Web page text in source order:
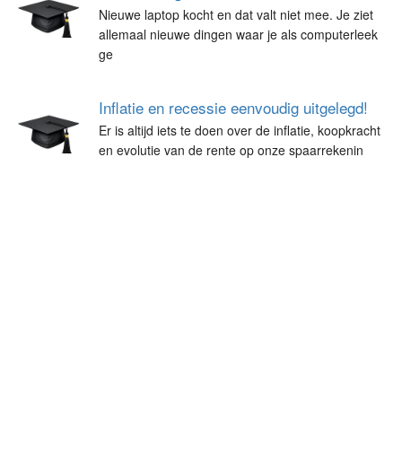
Nieuwe laptop kocht en dat valt niet mee. Je ziet
allemaal nieuwe dingen waar je als computerleek
ge
Inflatie en recessie eenvoudig uitgelegd!
Er is altijd iets te doen over de inflatie, koopkracht
en evolutie van de rente op onze spaarrekenin